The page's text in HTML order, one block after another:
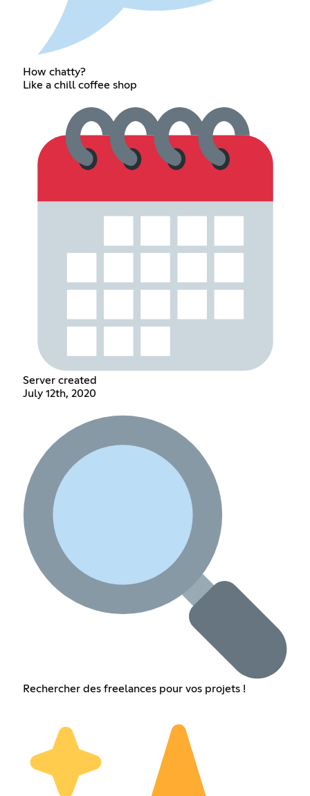
How chatty?
Like a chill coffee shop
Server created
July 12th, 2020
Rechercher des freelances pour vos projets !